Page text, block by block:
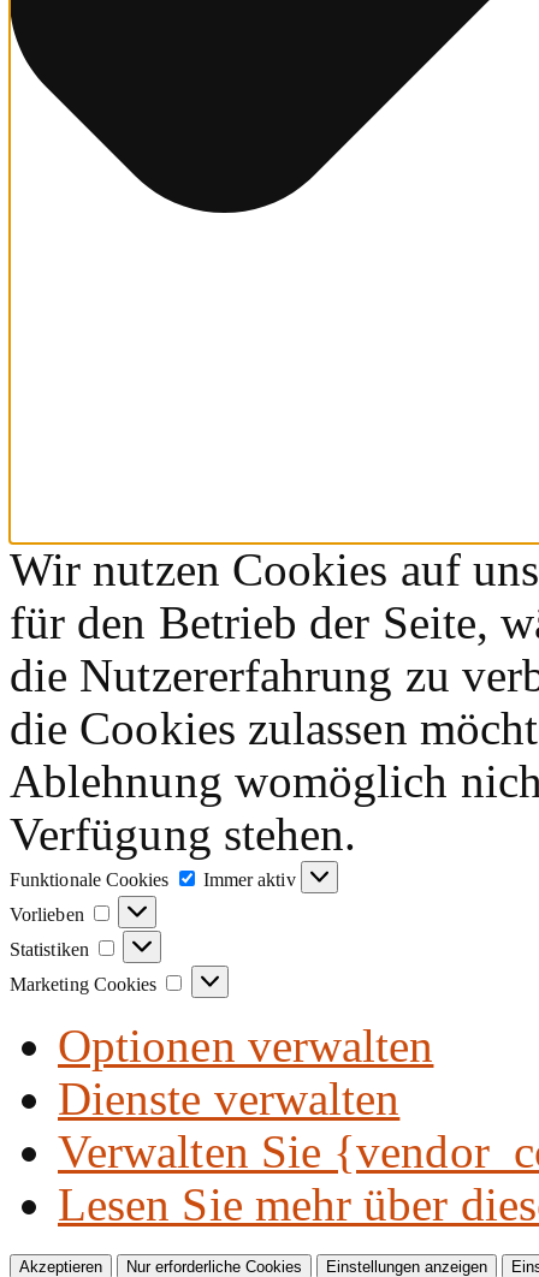
Wir nutzen Cookies auf
für den Betrieb der Seite,
die Nutzererfahrung zu
die Cookies zulassen
Ablehnung womöglich
Verfügung stehen.
Funktionale Cookies
Funktionale
Immer aktiv
Vorlieben
Vorlieben
Statistiken
Statistiken
Marketing Cookies
Marketing
Optionen verwalten
Dienste verwalten
Verwalten Sie
Lesen Sie mehr über
Akzeptieren Nur erforderliche Cookies Einstellungen anzeigen